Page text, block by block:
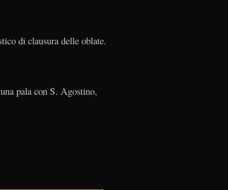
di clausura delle oblate.
pala con S. Agostino,